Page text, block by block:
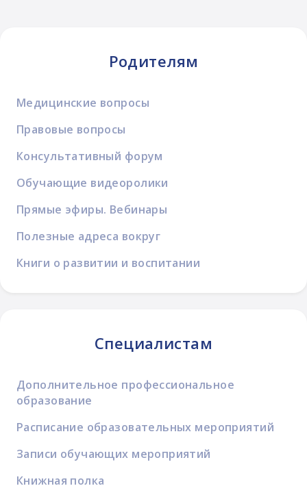
Родителям
Медицинские вопросы
Правовые вопросы
Консультативный форум
Обучающие видеоролики
Прямые эфиры. Вебинары
Полезные адреса вокруг
Книги о развитии и воспитании
Специалистам
Дополнительное профессиональное
образование
Расписание образовательных мероприятий
Записи обучающих мероприятий
Книжная полка